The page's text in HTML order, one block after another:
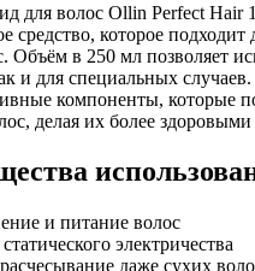
для волос Ollin Perfect Hair
средство, которое подходит
Объём в 250 мл позволяет
и для специальных
компоненты, которые
делая их более
и питание волос
электричества
даже сухих